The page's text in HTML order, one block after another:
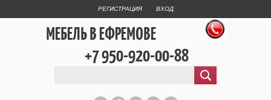
РЕГИСТРАЦИЯ ВХОД
МЕБЕЛЬ В ЕФРЕМОВЕ
+7 950-920-00-88